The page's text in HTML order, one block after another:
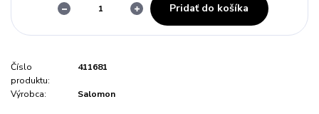
Pridať do košíka
Číslo
produktu:
411681
Výrobca: Salomon